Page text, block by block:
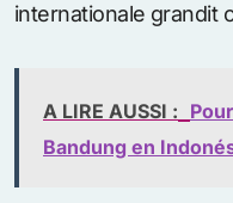
internationale grandit
A LIRE AUSSI :
Bandung en